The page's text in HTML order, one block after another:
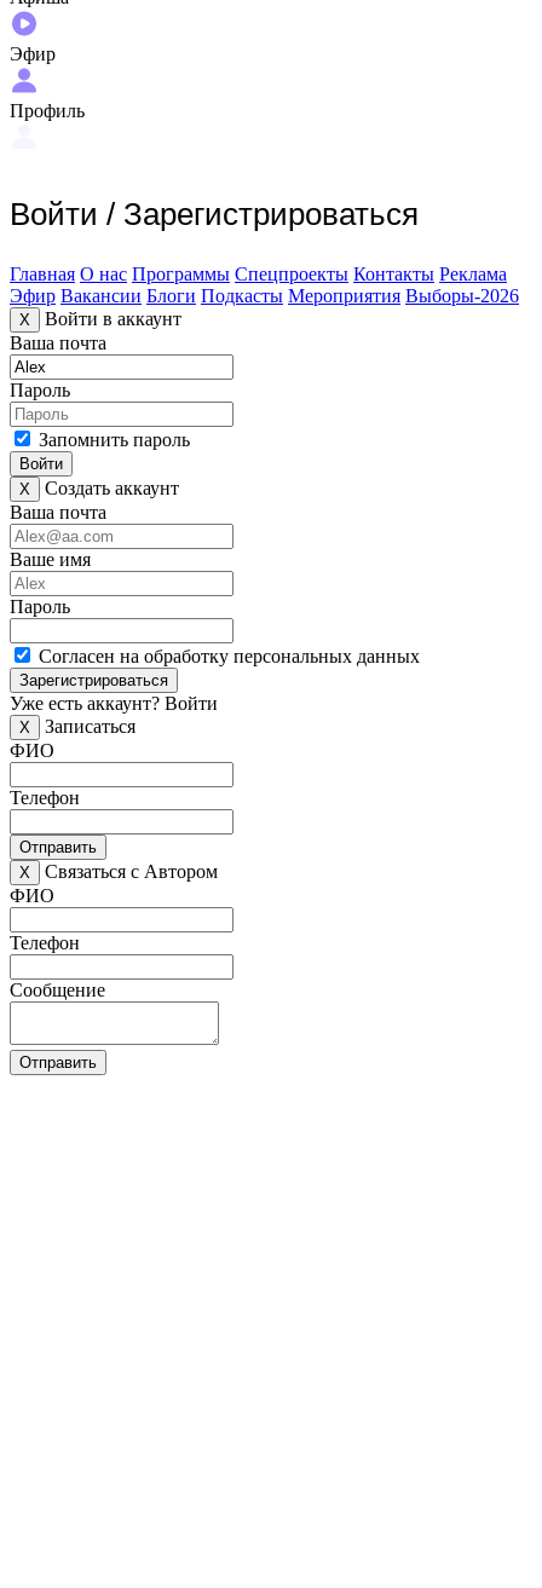
Эфир
Профиль
Войти / Зарегистрироваться
Главная О нас Программы Спецпроекты Контакты Реклама
Эфир Вакансии Блоги Подкасты Мероприятия Выборы-2026
X
Войти в аккаунт
Ваша почта
Пароль
Запомнить пароль
Войти
X
Создать аккаунт
Ваша почта
Ваше имя
Пароль
Согласен на обработку персональных данных
Зарегистрироваться
Уже есть аккаунт? Войти
X
Записаться
ФИО
Телефон
Отправить
X
Связаться с Автором
ФИО
Телефон
Сообщение
Отправить